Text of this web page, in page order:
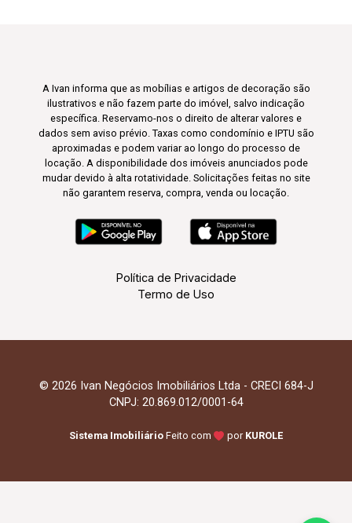
A Ivan informa que as mobílias e artigos de decoração são
ilustrativos e não fazem parte do imóvel, salvo indicação
específica. Reservamo-nos o direito de alterar valores e
dados sem aviso prévio. Taxas como condomínio e IPTU são
aproximadas e podem variar ao longo do processo de
locação. A disponibilidade dos imóveis anunciados pode
mudar devido à alta rotatividade. Solicitações feitas no site
não garantem reserva, compra, venda ou locação.
Política de Privacidade
Termo de Uso
© 2026 Ivan Negócios Imobiliários Ltda - CRECI 684-J
CNPJ: 20.869.012/0001-64
Sistema Imobiliário Feito com por KUROLE